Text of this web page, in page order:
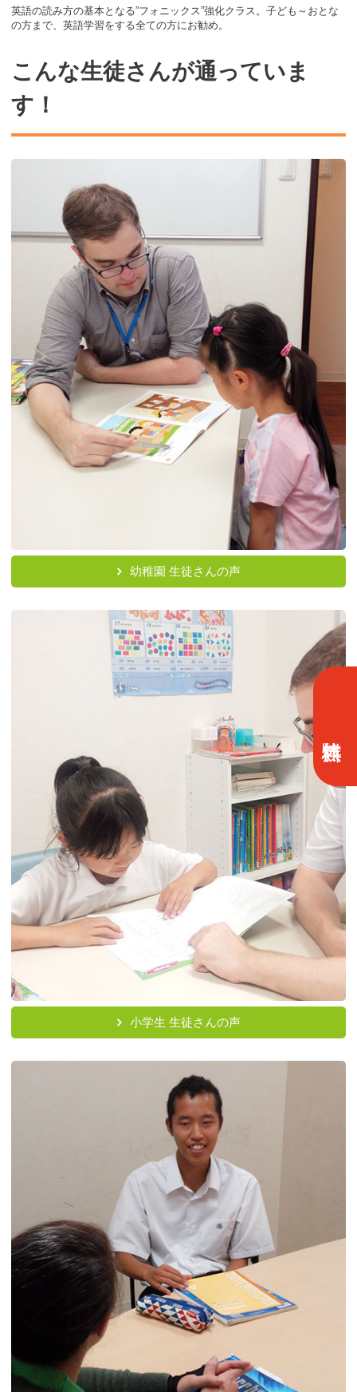
英語の読み方の基本となる”フォニックス”強化クラス。子ども～おとな
の方まで、英語学習をする全ての方にお勧め。
こんな生徒さんが通っていま
す！
幼稚園 生徒さんの声
小学生 生徒さんの声